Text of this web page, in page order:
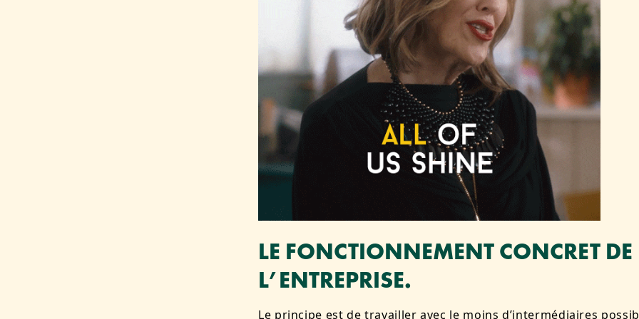
LE FONCTIONNEMENT CONCRET DE
L’ENTREPRISE.
Le principe est de travailler avec le moins d’intermédiaires